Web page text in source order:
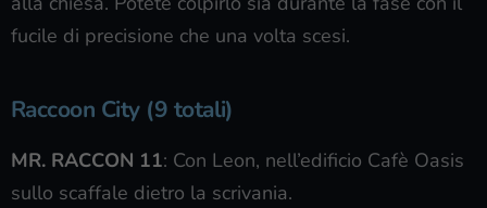
fucile di precisione che una volta scesi.
Raccoon City (9 totali)
MR. RACCON 11: Con Leon, nell’edificio Cafè Oasis
sullo scaffale dietro la scrivania.